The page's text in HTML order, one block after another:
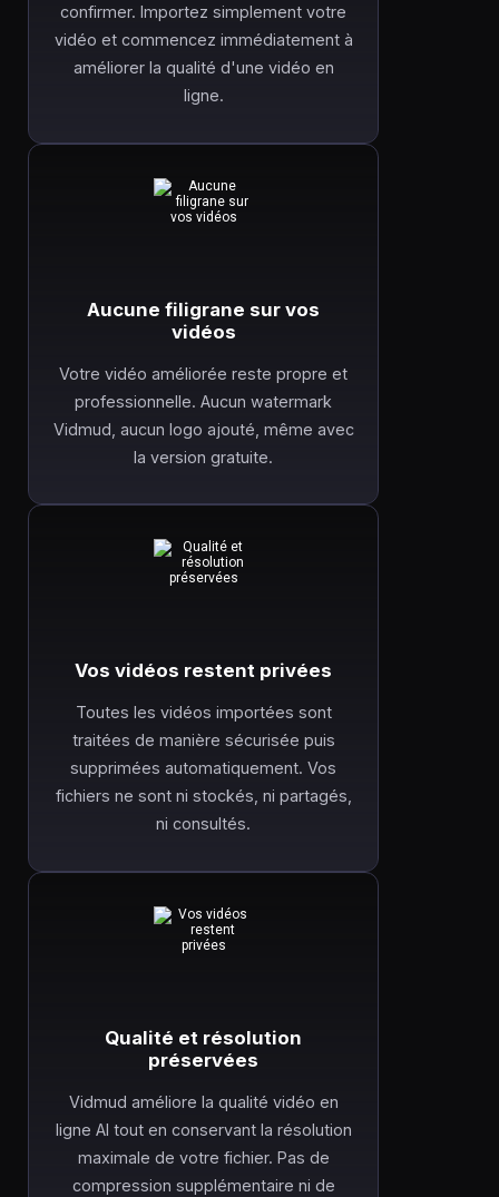
confirmer. Importez simplement votre
vidéo et commencez immédiatement à
améliorer la qualité d'une vidéo en
ligne.
Aucune filigrane sur vos
vidéos
Votre vidéo améliorée reste propre et
professionnelle. Aucun watermark
Vidmud, aucun logo ajouté, même avec
la version gratuite.
Vos vidéos restent privées
Toutes les vidéos importées sont
traitées de manière sécurisée puis
supprimées automatiquement. Vos
fichiers ne sont ni stockés, ni partagés,
ni consultés.
Qualité et résolution
préservées
Vidmud améliore la qualité vidéo en
ligne AI tout en conservant la résolution
maximale de votre fichier. Pas de
compression supplémentaire ni de